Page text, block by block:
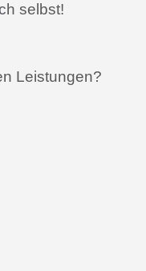
selbst!
Leistungen?